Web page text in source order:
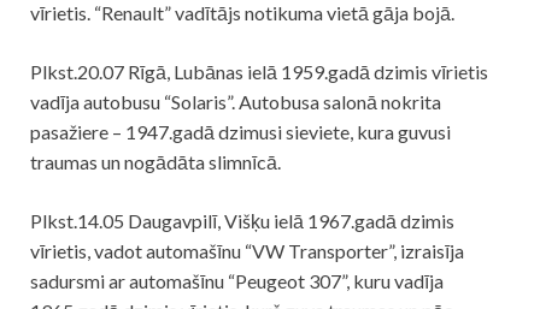
vīrietis. “Renault” vadītājs notikuma vietā gāja bojā.
Plkst.20.07 Rīgā, Lubānas ielā 1959.gadā dzimis vīrietis
vadīja autobusu “Solaris”. Autobusa salonā nokrita
pasažiere – 1947.gadā dzimusi sieviete, kura guvusi
traumas un nogādāta slimnīcā.
Plkst.14.05 Daugavpilī, Višķu ielā 1967.gadā dzimis
vīrietis, vadot automašīnu “VW Transporter”, izraisīja
sadursmi ar automašīnu “Peugeot 307”, kuru vadīja